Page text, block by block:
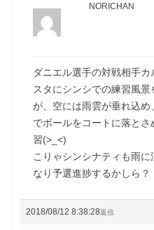
NORICHAN
ダニエル選手の対戦相手
スタにシンシでの練習風
が、空には雨雲が垂れ込
でボールをコートに落と
習(>_<)
こりゃシンシナティも雨
なり予選進捗するかしら？
2018/08/12 8:38:28返信